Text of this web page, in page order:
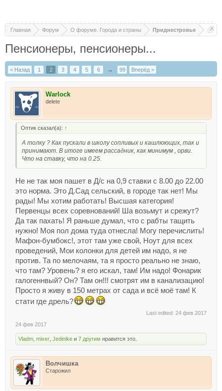
Главная Форум О форуме. Города и страны Приднестровье
Пенсионеры, пенсионеры...
< Назад 1 2 3 4 5 6 → 99 Вперёд >
Warlock
delete
Оптик сказал(а): ↑
А толку ? Как пускали в школу сопливых и кашлюющих, так и
принимают. В итоге имеем рассадник, как минимум , орви.
Что на ставку, что на 0.25.
Не не так моя пашет в Д/с на 0,9 ставки с 8.00 до 22.00
это норма. Это Д.Сад сельский, в городе так нет! Мы
рады! Мы хотим работать! Высшая категория!
Первенцы всех соревнований! Ша возьмут и срежут?
Да так пахать! Я раньше думал, что с рабты тащить
нужно! Моя пол дома туда отнесла! Могу перечислить!
Мафон-бумбокс!, этот там уже свой, Ноут для всех
проведений, Мои колонки для детей им надо, я не
против. Та по мелочаям, та я просто реально не знаю,
что там? Уровень? я его искал, там! Им надо! Фонарик
галогеннвый? Он? Там он!!! смотрят им в канализацию!
Просто я живу в 150 метрах от сада и всё моё там! К
стати где дрель?
Last edited: 24 фев 2017
24 фев 2017
Vladm mixer Jedinike и 7 другим нравится это.
Волчишка
Старожил